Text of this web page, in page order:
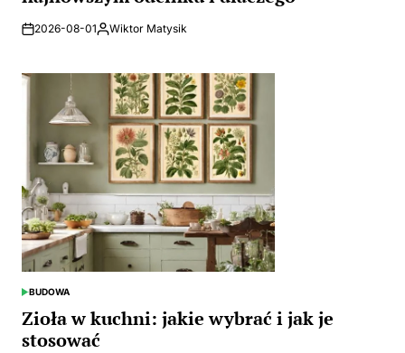
2026-08-01Posted
Wiktor Matysik
POSTED
IN
BUDOWA
Zioła w kuchni: jakie wybrać i jak je
stosować